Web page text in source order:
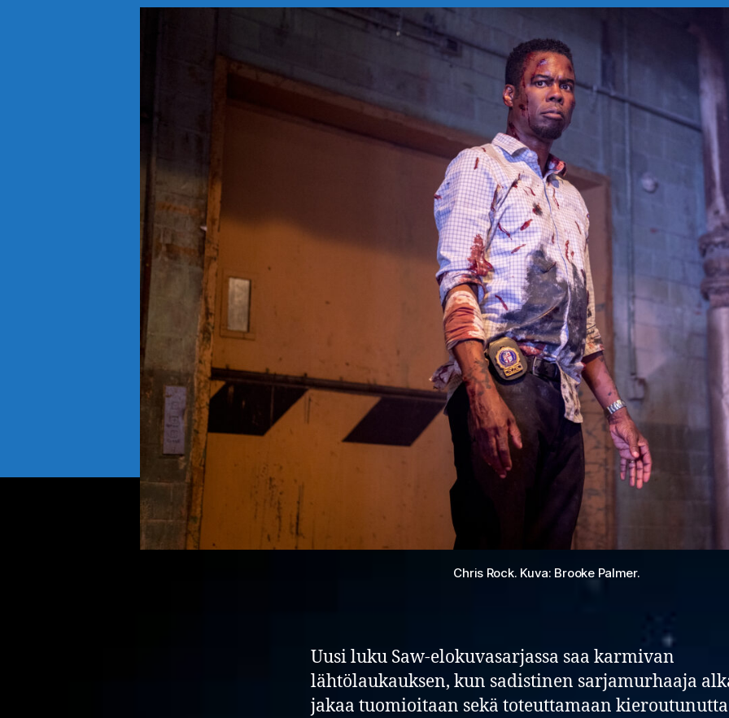
Chris Rock. Kuva: Brooke Palmer.
Uusi luku Saw-elokuvasarjassa saa karmivan
lähtölaukauksen, kun sadistinen sarjamurhaaja
jakaa tuomioitaan sekä toteuttamaan kieroutunutta